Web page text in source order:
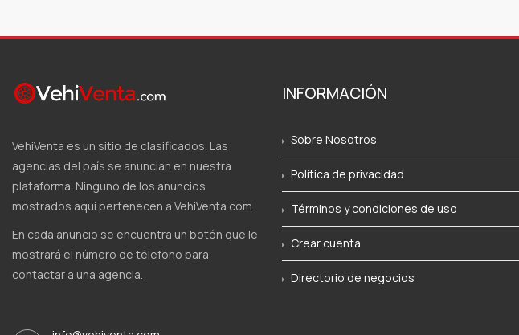
VehiVenta es un sitio de clasificados. Las
agencias del país se anuncian en nuestra
plataforma. Ninguno de los anuncios
mostrados aquí pertenecen a VehiVenta.com
En cada anuncio se encuentra un botón que le
mostrará el número de télefono para
contactar a una agencia.
INFORMACIÓN
Sobre Nosotros
Política de privacidad
Términos y condiciones de uso
Crear cuenta
Directorio de negocios